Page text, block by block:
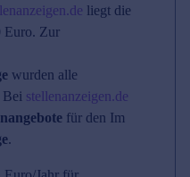
liegt die
Euro. Zur
wurden alle
Bei stellenanzeigen.de
für den Im
.